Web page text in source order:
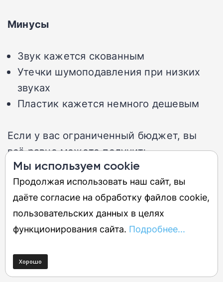
Минусы
Звук кажется скованным
Утечки шумоподавления при низких
звуках
Пластик кажется немного дешевым
Если у вас ограниченный бюджет, вы
всё равно можете получить
удовольствие от прослушивания в
наушниках, которые хорошо сочетаются
со звуком телевизора. Sony WH-CH720N
— наш лучший недорогой вариант, так
как они отличаются отличным звучанием
цене.
Мы используем cookie
Продолжая использовать наш сайт, вы
даёте согласие на обработку файлов cookie,
пользовательских данных в целях
функционирования сайта. Подробнее...